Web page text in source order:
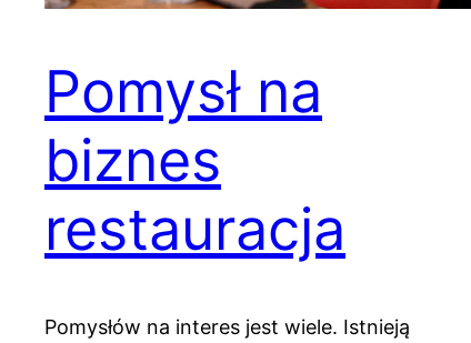
Pomysł na
biznes
restauracja
Pomysłów na interes jest wiele. Istnieją